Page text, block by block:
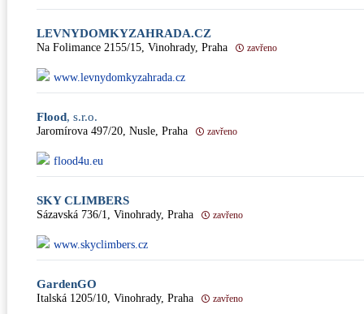
LEVNYDOMKYZAHRADA.CZ
Na Folimance 2155/15, Vinohrady, Praha zavřeno
www.levnydomkyzahrada.cz
Flood, s.r.o.
Jaromírova 497/20, Nusle, Praha zavřeno
flood4u.eu
SKY CLIMBERS
Sázavská 736/1, Vinohrady, Praha zavřeno
www.skyclimbers.cz
GardenGO
Italská 1205/10, Vinohrady, Praha zavřeno